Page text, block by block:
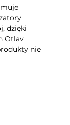
dzięki
Otlav
nie